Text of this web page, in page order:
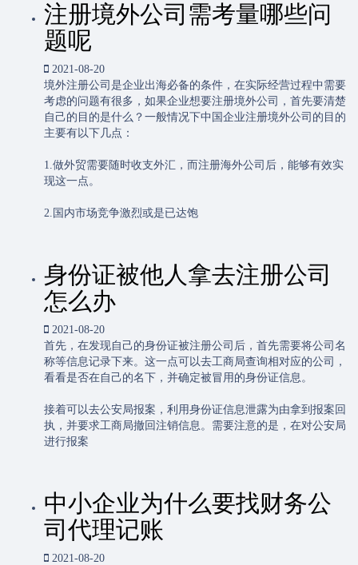
注册境外公司需考量哪些问
题呢
2021-08-20
境外注册公司是企业出海必备的条件，在实际经营过程中需要
考虑的问题有很多，如果企业想要注册境外公司，首先要清楚
自己的目的是什么？一般情况下中国企业注册境外公司的目的
主要有以下几点：
1.做外贸需要随时收支外汇，而注册海外公司后，能够有效实
现这一点。
2.国内市场竞争激烈或是已达饱
身份证被他人拿去注册公司
怎么办
2021-08-20
首先，在发现自己的身份证被注册公司后，首先需要将公司名
称等信息记录下来。这一点可以去工商局查询相对应的公司，
看看是否在自己的名下，并确定被冒用的身份证信息。
接着可以去公安局报案，利用身份证信息泄露为由拿到报案回
执，并要求工商局撤回注销信息。需要注意的是，在对公安局
进行报案
中小企业为什么要找财务公
司代理记账
2021-08-20